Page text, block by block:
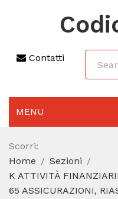
Contatti
MENU
AGGIORNAMENTO 2025
SEZIONI
CODICE ATECO A
Scorri:
Home
Sezioni
K ATTIVITÀ
65 ASSICURAZIONI,